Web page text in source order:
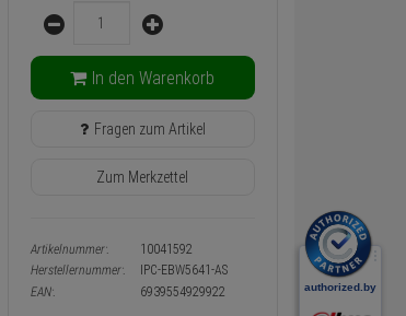
Menge
In den Warenkorb
Fragen zum Artikel
Zum Merkzettel
Artikelnummer:
10041592
Herstellernummer:
IPC-EBW5641-AS
EAN:
6939554929922